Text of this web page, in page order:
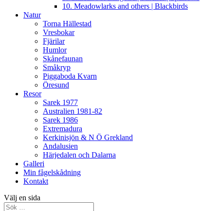
10. Meadowlarks and others | Blackbirds
Natur
Torna Hällestad
Vresbokar
Fjärilar
Humlor
Skånefaunan
Småkryp
Piggaboda Kvarn
Öresund
Resor
Sarek 1977
Australien 1981-82
Sarek 1986
Extremadura
Kerkinisjön & N Ö Grekland
Andalusien
Härjedalen och Dalarna
Galleri
Min fågelskådning
Kontakt
Välj en sida